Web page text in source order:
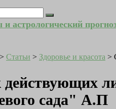
и астрологический
> Статьи > Здоровье и красота >
действующих
сада" А.П